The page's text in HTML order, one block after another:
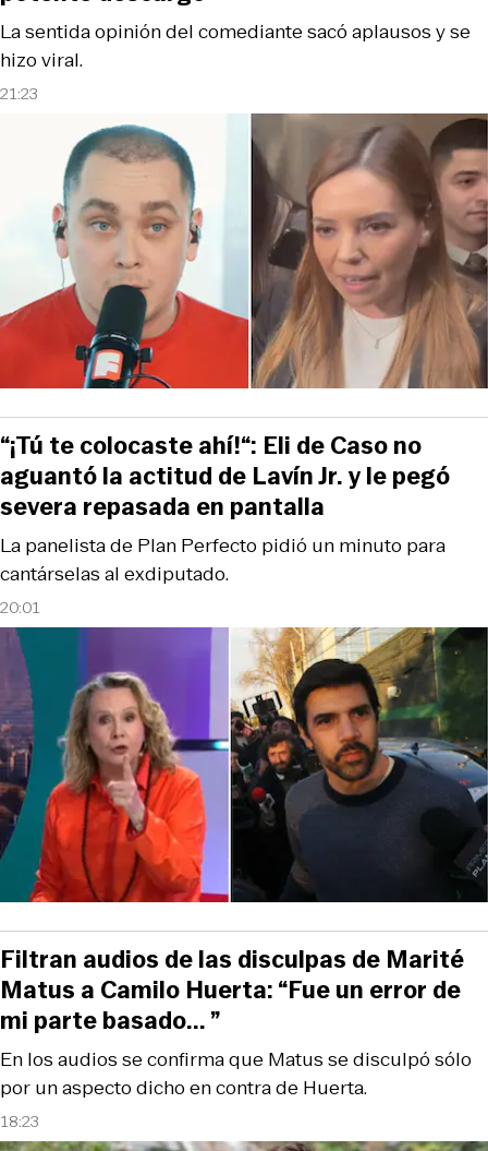
21:23
La sentida opinión del comediante sacó aplausos y se
hizo viral.
20:01
La panelista de Plan Perfecto pidió un minuto para
cantárselas al exdiputado.
“¡Tú te colocaste ahí!“: Eli de Caso no
aguantó la actitud de Lavín Jr. y le pegó
severa repasada en pantalla
18:23
En los audios se confirma que Matus se disculpó sólo
por un aspecto dicho en contra de Huerta.
Filtran audios de las disculpas de Marité
Matus a Camilo Huerta: “Fue un error de
mi parte basado... ”